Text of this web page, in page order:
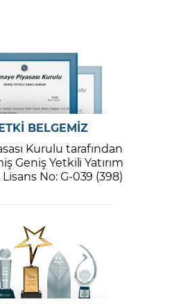
BELGEMİZ
Kurulu tarafından
Geniş Yetkili Yatırım
No: G-039 (398)